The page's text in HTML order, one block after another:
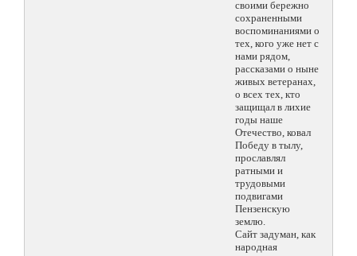
своими бережно
сохраненными
воспоминаниями о
тех, кого уже нет с
нами рядом,
рассказами о ныне
живых ветеранах,
о всех тех, кто
защищал в лихие
годы наше
Отечество, ковал
Победу в тылу,
прославлял
ратными и
трудовыми
подвигами
Пензенскую
землю.
Сайт задуман, как
народная